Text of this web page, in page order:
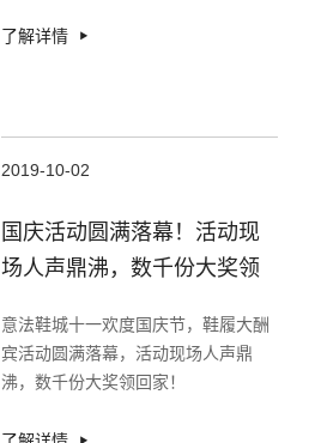
了解详情
2019-10-02
国庆活动圆满落幕！活动现
场人声鼎沸，数千份大奖领
意法鞋城十一欢度国庆节，鞋履大酬
宾活动圆满落幕，活动现场人声鼎
沸，数千份大奖领回家！